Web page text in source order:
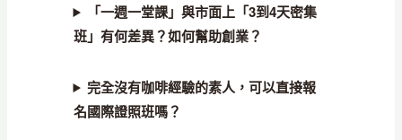
「一週一堂課」與市面上「3到4天密集
班」有何差異？如何幫助創業？
完全沒有咖啡經驗的素人，可以直接報
名國際證照班嗎？